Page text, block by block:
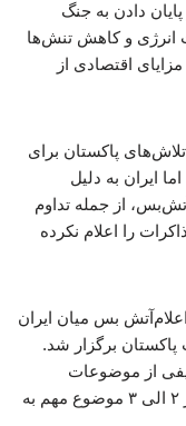
دادن به جنگ
انرژی و کاهش تنش‌ها
اقتصادی از
پاکستان برای
ایران به دلیل
از جمله تداوم
را اعلام نکرده
بس میان ایران
پاکستان برگزار شد.
از موضوعات
داشتند، به دلیل فاصله در دیدگاهشان بر سر ۲ الی ۳ موضوع مهم به